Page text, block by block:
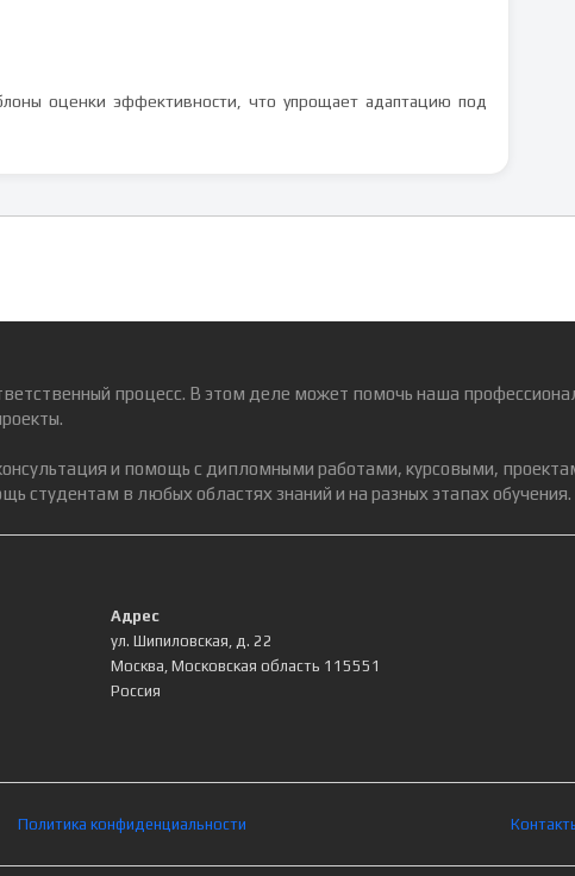
оценки эффективности, что упрощает адаптацию под
процесс. В этом деле может помочь наша
и помощь с дипломными работами, курсовыми,
студентам в любых областях знаний и на разных этапах обучения.
Адрес
ул. Шипиловская, д. 22
Москва, Московская область 115551
Россия
Политика конфиденциальности